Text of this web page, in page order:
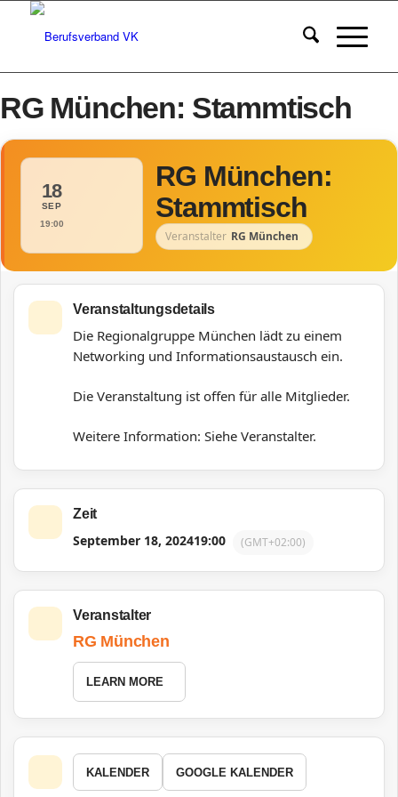
RG München: Stammtisch
18
SEP
19:00
RG München:
Stammtisch
Veranstalter RG München
Veranstaltungsdetails
Die Regionalgruppe München lädt zu einem
Networking und Informationsaustausch ein.
Die Veranstaltung ist offen für alle Mitglieder.
Weitere Information: Siehe Veranstalter.
Zeit
September 18, 202419:00 (GMT+02:00)
Veranstalter
RG München
LEARN MORE
KALENDER GOOGLE KALENDER